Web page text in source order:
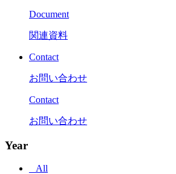
Document
関連資料
Contact
お問い合わせ
Contact
お問い合わせ
Year
_ All